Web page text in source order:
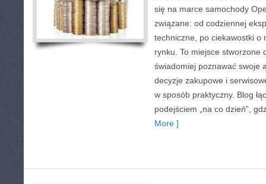
się na marce samochody
związane: od codziennej
techniczne, po ciekawostki o
rynku. To miejsce stworzone
świadomiej poznawać swoje
decyzje zakupowe i
w sposób praktyczny. Blog
podejściem „na co dzień”,
More ]